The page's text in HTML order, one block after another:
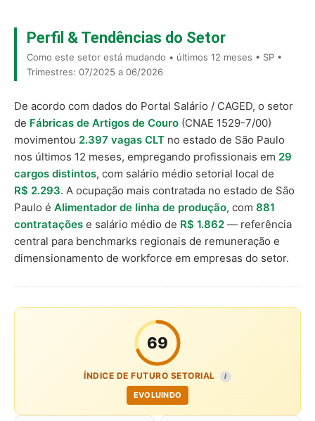
Perfil & Tendências do Setor
Como este setor está mudando • últimos 12 meses • SP •
Trimestres: 07/2025 a 06/2026
De acordo com dados do Portal Salário / CAGED, o setor
de Fábricas de Artigos de Couro (CNAE 1529-7/00)
movimentou 2.397 vagas CLT no estado de São Paulo
nos últimos 12 meses, empregando profissionais em 29
cargos distintos, com salário médio setorial local de
R$ 2.293. A ocupação mais contratada no estado de São
Paulo é Alimentador de linha de produção, com 881
contratações e salário médio de R$ 1.862 — referência
central para benchmarks regionais de remuneração e
dimensionamento de workforce em empresas do setor.
69
ÍNDICE DE FUTURO SETORIAL I
EVOLUINDO